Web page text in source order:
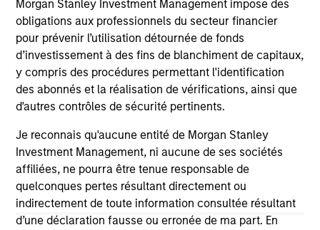
Morgan Stanley Investment Management impose des
obligations aux professionnels du secteur financier
pour prévenir l’utilisation détournée de fonds
d’investissement à des fins de blanchiment de capitaux,
y compris des procédures permettant l'identification
des abonnés et la réalisation de vérifications, ainsi que
d'autres contrôles de sécurité pertinents.
Je reconnais qu'aucune entité de Morgan Stanley
Investment Management, ni aucune de ses sociétés
affiliées, ne pourra être tenue responsable de
quelconques pertes résultant directement ou
indirectement de toute information consultée résultant
d’une déclaration fausse ou erronée de ma part. En
May not represent all Team Members.
The information on this page is for informational
purposes only. The information contained herein does
not constitute and should not be construed as an
offering of advisory services or an offer to sell or a
solicitation of an offer to buy any securities in any
jurisdiction in which such offer or solicitation,
purchase or sale would be unlawful under the
securities, insurance or other laws of such jurisdiction.
All investing involves risks, including a loss of principal.